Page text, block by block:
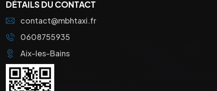
DÉTAILS DU CONTACT
contact@mbhtaxi.fr
0608755935
Aix-les-Bains